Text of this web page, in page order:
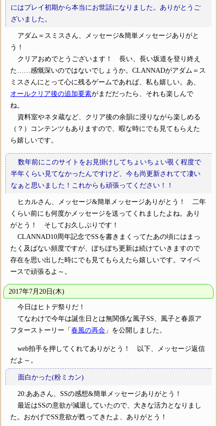
にはプレイ初期から本当にお世話になりました。ありがとうご
ざいました。
アダム＝スミスさん、メッセージ&簡単メッセージありがと
う！
クリアおめでとうございます！ 長い、長い坂道を登り終え
た……感慨深いのではないでしょうか。CLANNADがアダム＝ス
ミスさんにとって心に残るゲームであれば、私も嬉しい。あ、
オールクリア後の追加要素がまだだったら、それも楽しんで
ね。
資料室やネタ蔵など、クリア後の余韻に浸りながら楽しめる
（？）コンテンツもありますので、暇な時にでも見てもらえた
ら嬉しいです。
数年前にこのサイトをお見掛けしてちょいちょい覗く程度で
半年くらい見てなかったんですけど、今も尚更新されてて凄い
なぁと思いました！これからも頑張ってください！！
ヒカルさん、メッセージ&簡単メッセージありがとう！ 二年
くらい前にも何度かメッセージを送ってくれましたよね。あり
がとう！ そしてお久しぶりです！
CLANNAD10周年記念でSSを書きまくってたあの頃にはまっ
たく及ばない頻度ですが、ぼちぼち更新は続けていきますので
存在を思い出した時にでも見てもらえたら嬉しいです。マイペ
ースで頑張るよ～。
2017年7月20日(木)
今日はヒトデ祭りだ！
てなわけで今年は誕生日とは無関係な風子SS、風子と春原ア
フターストーリー「春風の再会 」を公開しました。
web拍手を押してくれてありがとう！ 以下、メッセージ返信
だよ～。
面白かった(粉ミカン)
20:ああさん、SSの感想&簡単メッセージありがとう！
最近はSSの意欲が減退していたので、大きな活力となりまし
た。おかげでSS意欲が甦ってきたよ、ありがとう！